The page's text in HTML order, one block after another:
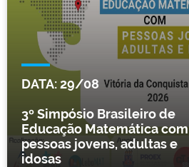
DATA:29/08
3º Simpósio Brasileiro de
Educação Matemática com
pessoas jovens, adultas e
idosas